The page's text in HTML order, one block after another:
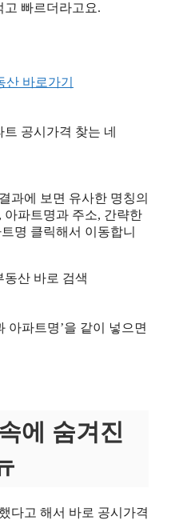
고 빠르더라고요.
과에 보면 유사한 명칭의
파트명과 주소, 간략한
명 클릭해서 이동합니
아파트명’을 같이 넣으면
에 숨겨진
다고 해서 바로 공시가격